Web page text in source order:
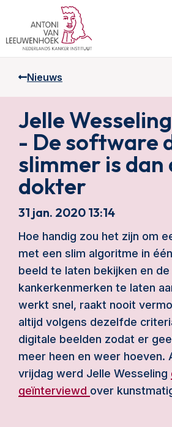
Nieuws
Jelle
- De software
slimmer is dan
dokter
31 jan. 2020 13:14
Hoe handig zou het zijn om
met een slim algoritme in
beeld te laten bekijken en de
kankerkenmerken te laten
werkt snel, raakt nooit
altijd volgens dezelfde
digitale beelden zodat er
meer heen en weer hoeven.
vrijdag werd Jelle Wesseling
geïnterviewd over